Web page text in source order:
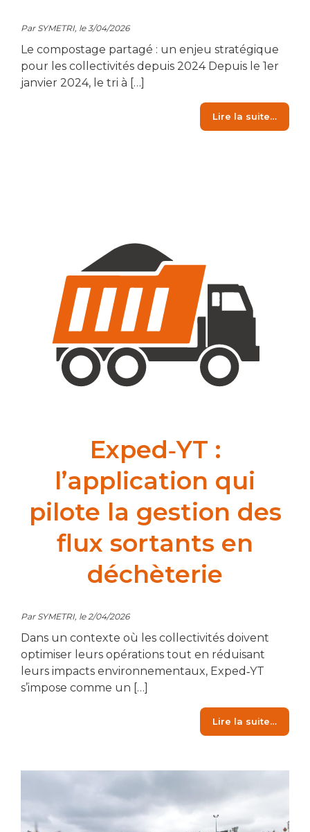
Par SYMETRI, le 3/04/2026
Le compostage partagé : un enjeu stratégique
pour les collectivités depuis 2024 Depuis le 1er
janvier 2024, le tri à […]
Lire la suite…
Exped‑YT :
l’application qui
pilote la gestion des
flux sortants en
déchèterie
Par SYMETRI, le 2/04/2026
Dans un contexte où les collectivités doivent
optimiser leurs opérations tout en réduisant
leurs impacts environnementaux, Exped‑YT
s’impose comme un […]
Lire la suite…